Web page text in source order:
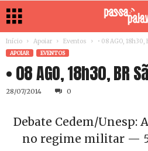
Início Apoiar Eventos • 08 AGO, 18h30,
APOIAR EVENTOS
• 08 AGO, 18h30, BR
28/07/2014 0
Debate Cedem/Unesp:
no regime militar —